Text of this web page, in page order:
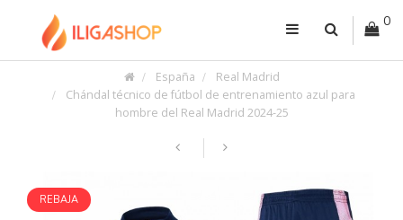
0
España
Real Madrid
Chándal técnico de fútbol de entrenamiento azul para
hombre del Real Madrid 2024-25
REBAJA